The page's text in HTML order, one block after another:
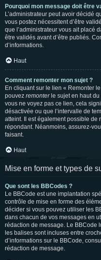
Pourquoi mon message doit être
L’administrateur peut avoir décidé
vous postez nécessitent d’être
que l’administrateur vous ait placé
être validés avant d’être publiés.
d’informations.
Haut
Comment remonter mon sujet ?
En cliquant sur le lien « Remonter
pouvez remonterle sujet en haut du
vous ne voyez pas ce lien, cela
désactivée ou que l’intervalle de
atteint. Il est également possible de
répondant. Néanmoins, assurez-
faisant.
Haut
Mise en forme et types de
Que sont les BBCodes ?
Le BBCode est une implantation
contrôle de mise en forme des
décider si vous pouvez utiliser les
dans chacun de vos messages en
rédaction de message. Le BBCode
les balises sont incluses entre
d’informations sur le BBCode,
rédaction de message.